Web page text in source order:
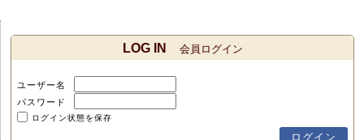
LOG IN 会員ログイン
ユーザー名
パスワード
ログイン状態を保存